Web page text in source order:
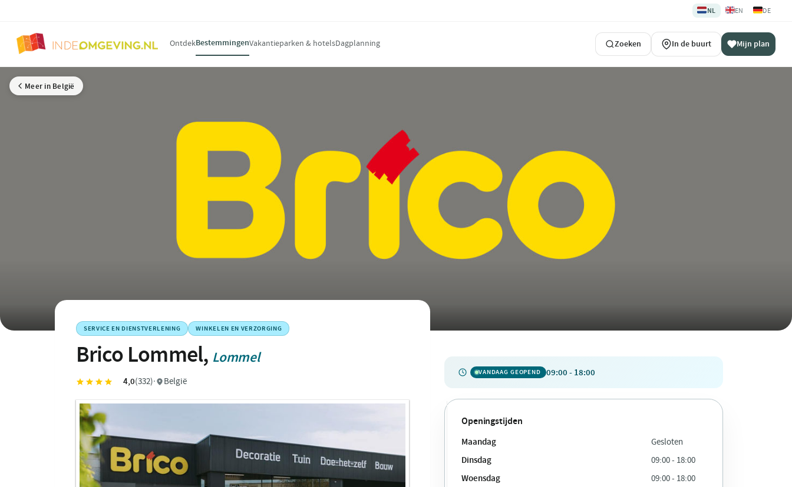
🇳🇱NL 🇬🇧EN 🇩🇪DE
OntdekBestemmingenVakantieparken & hotelsDagplanning Zoeken In de buurt Mijn plan
Meer in België
SERVICE EN DIENSTVERLENING WINKELEN EN VERZORGING
Brico Lommel, Lommel
4,0(332)· België
VANDAAG GEOPEND 09:00 - 18:00
Openingstijden
Maandag Gesloten
Dinsdag 09:00 - 18:00
Woensdag 09:00 - 18:00